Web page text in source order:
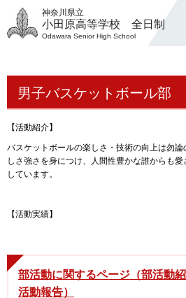
神奈川県立
小田原高等学校 全日制
Odawara Senior High School
男子バスケットボール部
【活動紹介】
バスケットボールの楽しさ・技術の向上は勿
しさ強さを身につけ、人間性豊かな誰からも
しています。
【活動実績】
部活動に関するページ（部活動
活動報告）